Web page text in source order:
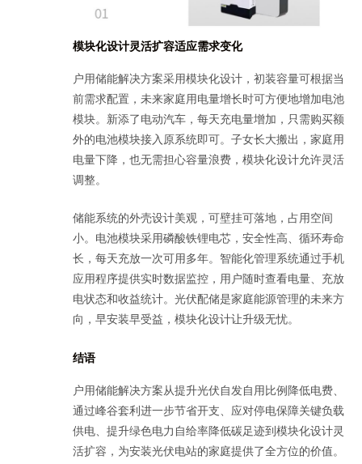
模块化设计灵活扩容适应需求变化
户用储能解决方案采用模块化设计，初装容量可根据当
前需求配置，未来家庭用电量增长时可方便地增加电池
模块。新添了电动汽车，每天充电量增加，只需购买额
外的电池模块接入原系统即可。子女长大搬出，家庭用
电量下降，也无需担心容量浪费，模块化设计允许灵活
调整。
储能系统的外壳设计美观，可壁挂可落地，占用空间
小。电池模块采用磷酸铁锂电芯，安全性高、循环寿命
长，每天充放一次可用多年。智能化管理系统通过手机
应用程序提供实时数据监控，用户随时查看电量、充放
电状态和收益统计。光伏配储是家庭能源管理的未来方
向，早安装早受益，模块化设计让升级无忧。
结语
户用储能解决方案从提升光伏自发自用比例降低电费、
通过峰谷套利进一步节省开支、应对停电保障关键负载
供电、提升绿色电力自给率降低碳足迹到模块化设计灵
活扩容，为安装光伏电站的家庭提供了全方位的价值。